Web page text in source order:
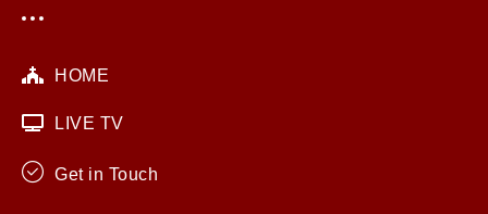
HOME
LIVE TV
Get in Touch